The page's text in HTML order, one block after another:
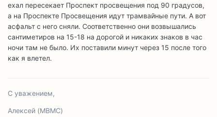
ехал пересекает Проспект просвещения под 90 градусов,
а на Проспекте Просвещения идут трамвайные пути. А вот
асфальт с него сняли. Соответственно они возвышались
сантиметиров на 15-18 на дорогой и никаких знаков в час
ночи там не было. Их поставили минут через 15 после того
как я влетел.
С уважением,
Алексей (MBMC)